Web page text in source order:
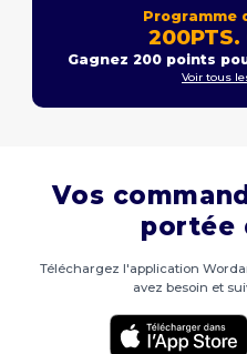
Programme
200PTS.
Gagnez 200 points
Voir tous
Vos
portée
Téléchargez l'application
avez besoin et